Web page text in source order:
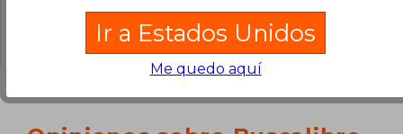
para poder agregar tu propia pregunta.
Ir a Estados Unidos
Me quedo aquí